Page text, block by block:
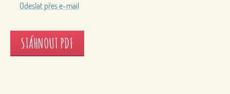
Odeslat přes e-mail
STÁHNOUT PDF